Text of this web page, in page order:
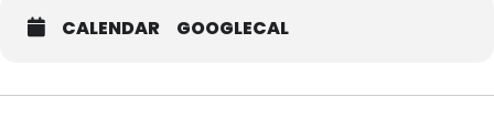
CALENDAR GOOGLECAL